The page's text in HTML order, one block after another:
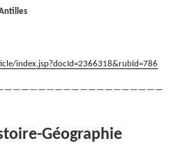
index.jsp?docId=2366318&rubId=786
Géographie